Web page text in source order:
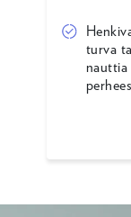
turva
nauttia